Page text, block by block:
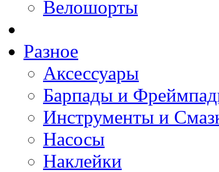
Велошорты
Разное
Аксессуары
Барпады и
Инструменты и
Насосы
Наклейки